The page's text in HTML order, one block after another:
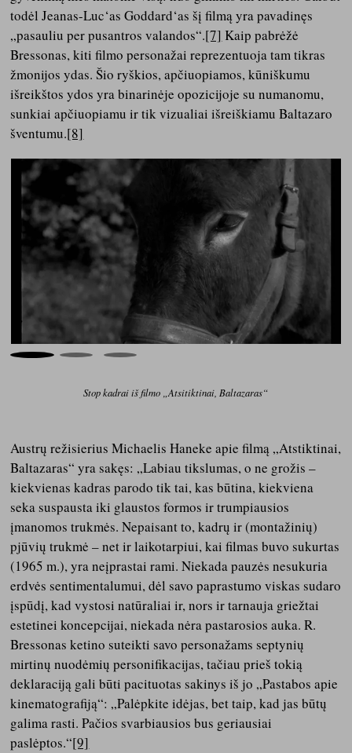
todėl Jeanas-Luc‘as Goddard‘as šį filmą yra pavadinęs
„pasauliu per pusantros valandos“.[7] Kaip pabrėžė
Bressonas, kiti filmo personažai reprezentuoja tam tikras
žmonijos ydas. Šio ryškios, apčiuopiamos, kūniškumu
išreikštos ydos yra binarinėje opozicijoje su numanomu,
sunkiai apčiuopiamu ir tik vizualiai išreiškiamu Baltazaro
šventumu.[8]
Stop kadrai iš filmo „Atsitiktinai, Baltazaras“
Austrų režisierius Michaelis Haneke apie filmą „Atstiktinai,
Baltazaras“ yra sakęs: „Labiau tikslumas, o ne grožis –
kiekvienas kadras parodo tik tai, kas būtina, kiekviena
seka suspausta iki glaustos formos ir trumpiausios
įmanomos trukmės. Nepaisant to, kadrų ir (montažinių)
pjūvių trukmė – net ir laikotarpiui, kai filmas buvo sukurtas
(1965 m.), yra neįprastai rami. Niekada pauzės nesukuria
erdvės sentimentalumui, dėl savo paprastumo viskas sudaro
įspūdį, kad vystosi natūraliai ir, nors ir tarnauja griežtai
estetinei koncepcijai, niekada nėra pastarosios auka. R.
Bressonas ketino suteikti savo personažams septynių
mirtinų nuodėmių personifikacijas, tačiau prieš tokią
deklaraciją gali būti pacituotas sakinys iš jo „Pastabos apie
kinematografiją“: „Palėpkite idėjas, bet taip, kad jas būtų
galima rasti. Pačios svarbiausios bus geriausiai
paslėptos.“[9]